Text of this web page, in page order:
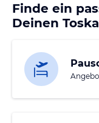
Finde ein
Deinen